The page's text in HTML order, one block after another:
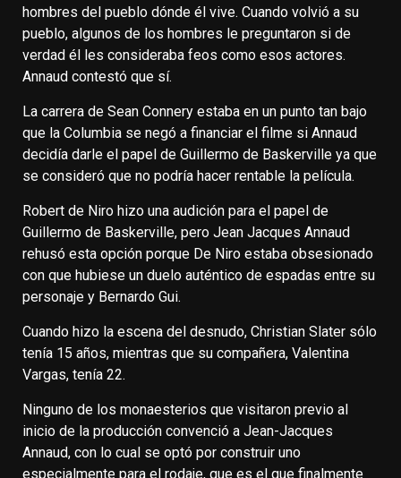
hombres del pueblo dónde él vive. Cuando volvió a su
pueblo, algunos de los hombres le preguntaron si de
verdad él les consideraba feos como esos actores.
Annaud contestó que sí.
La carrera de Sean Connery estaba en un punto tan bajo
que la Columbia se negó a financiar el filme si Annaud
decidía darle el papel de Guillermo de Baskerville ya que
se consideró que no podría hacer rentable la película.
Robert de Niro hizo una audición para el papel de
Guillermo de Baskerville, pero Jean Jacques Annaud
rehusó esta opción porque De Niro estaba obsesionado
con que hubiese un duelo auténtico de espadas entre su
personaje y Bernardo Gui.
Cuando hizo la escena del desnudo, Christian Slater sólo
tenía 15 años, mientras que su compañera, Valentina
Vargas, tenía 22.
Ninguno de los monaesterios que visitaron previo al
inicio de la producción convenció a Jean-Jacques
Annaud, con lo cual se optó por construir uno
especialmente para el rodaje, que es el que finalmente